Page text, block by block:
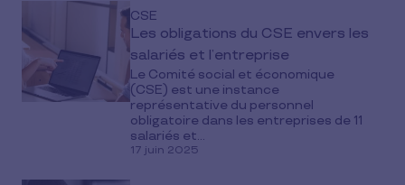
CSE
Les obligations du CSE envers les
salariés et l’entreprise
Le Comité social et économique
(CSE) est une instance
représentative du personnel
obligatoire dans les entreprises de 11
salariés et...
17 juin 2025